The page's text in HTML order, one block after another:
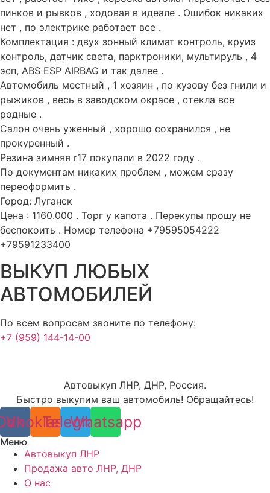
пинков и рывков , ходовая в идеале . Ошибок никаких
нет , по электрике работает все .
Комплектация : двух зонный климат контроль, круиз
контроль, датчик света, парктроники, мультируль , 4
эсп, ABS ESP AIRBAG и так далее .
Автомобиль местный , 1 хозяин , по кузову без гнили и
рыжиков , весь в заводском окрасе , стекла все
родные .
Салон очень уженный , хорошо сохранился , не
прокуренный .
Резина зимняя r17 покупали в 2022 году .
По документам никаких проблем , можем сразу
переоформить .
Город: Луганск
Цена : 1160.000 . Торг у капота . Перекупы прошу не
беспокоить . Номер телефона +79595054222
+79591233400
ВЫКУП ЛЮБЫХ
АВТОМОБИЛЕЙ
По всем вопросам звоните по телефону:
+7 (959) 144-14-00
Автовыкуп ЛНР, ДНР, Россия.
Быстро выкупим ваш автомобиль! Обращайтесь!
Vk Telegram
Whatsapp
Меню
Автовыкуп ЛНР
Продажа авто ЛНР, ДНР
О нас